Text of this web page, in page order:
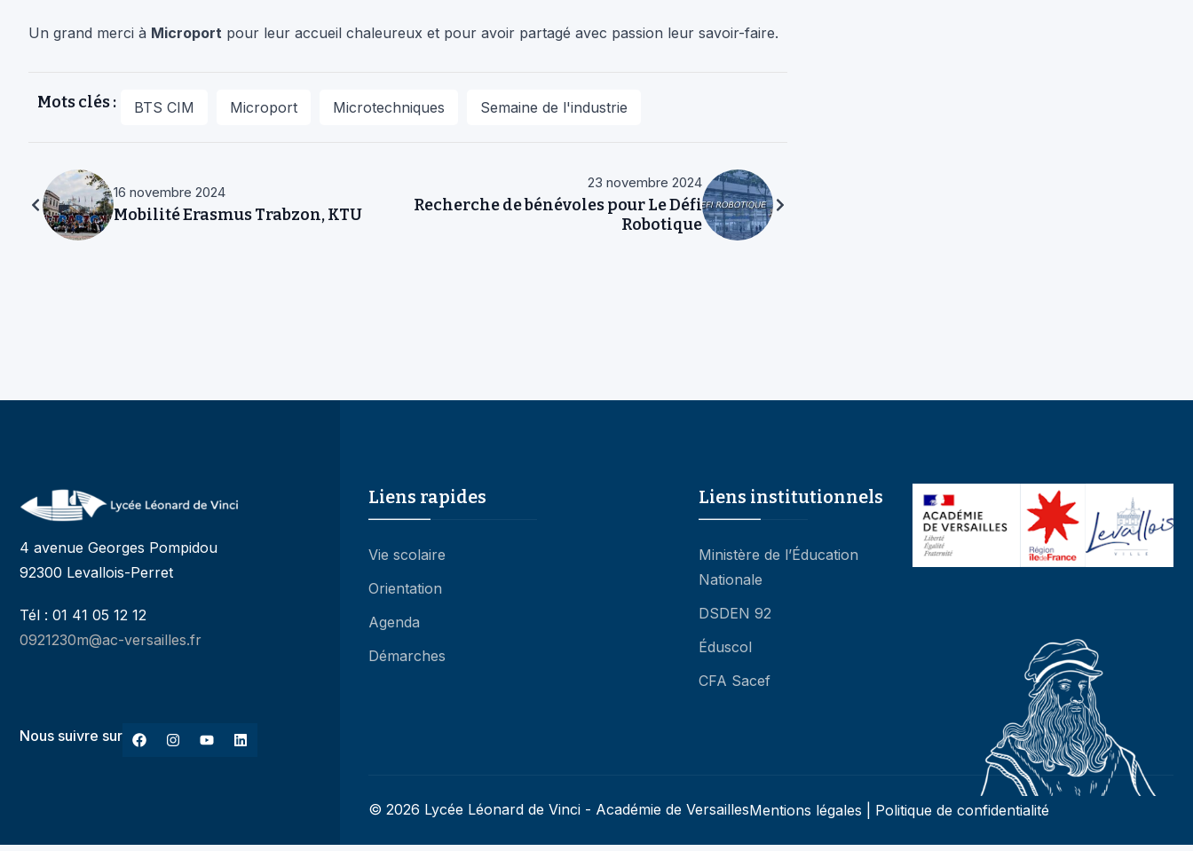
Un grand merci à Microport pour leur accueil chaleureux et pour avoir partagé avec passion leur savoir-faire.
Mots clés : BTS CIM Microport Microtechniques Semaine de l'industrie
16 novembre 2024
Mobilité Erasmus Trabzon, KTU
23 novembre 2024
Recherche de bénévoles pour Le Défi
Robotique
4 avenue Georges Pompidou
92300 Levallois-Perret
Tél : 01 41 05 12 12
0921230m@ac-versailles.fr
Nous suivre sur
Liens rapides
Vie scolaire
Orientation
Agenda
Démarches
Liens institutionnels
Ministère de l’Éducation
Nationale
DSDEN 92
Éduscol
CFA Sacef
© 2026 Lycée Léonard de Vinci - Académie de VersaillesMentions légales Politique de confidentialité